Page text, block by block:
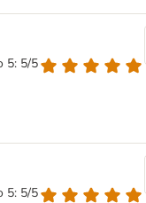
5: 5/5
5: 5/5